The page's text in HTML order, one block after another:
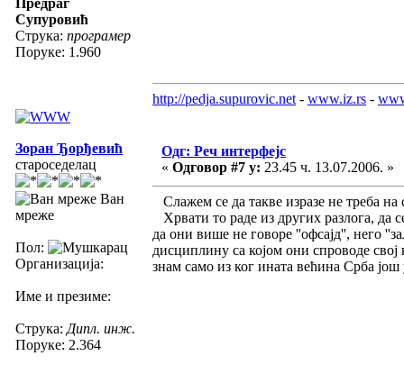
Супуровић
Струка: програмер
Поруке: 1.960
http://pedja.supurovic.net - www.iz.rs -
Зоран Ђорђевић
староседелац
Ван
мреже
Пол:
Организација:
Име и презиме:
Струка: Дипл. инж.
Поруке: 2.364
Одг: Реч интерфејс
« Одговор #7 у: 23.45 ч. 13.07.2006. »
Слажем се да такве изразе не треба
Хрвати то раде из других разлога, да
да они више не говоре ''офсајд'', него
дисциплину са којом они спроводе
знам само из ког ината већина Срба још